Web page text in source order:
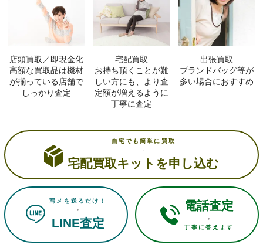
店頭買取／即現金化
高額な買取品は機材
が揃っている店舗で
しっかり査定
宅配買取
お持ち頂くことが難
しい方にも、より査
定額が増えるように
丁寧に査定
出張買取
ブランドバッグ等が
多い場合におすすめ
自宅でも簡単に買取
宅配買取キットを申し込む
写メを送るだけ！
LINE査定
電話査定
丁寧に答えます